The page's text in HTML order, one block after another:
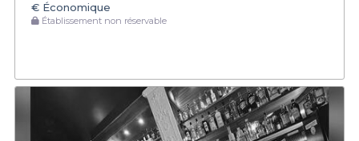
€ Économique
Établissement non réservable